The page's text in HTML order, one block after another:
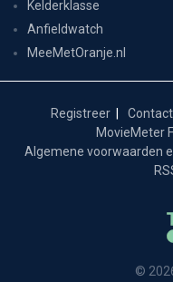
Kelderklasse
Anfieldwatch
MeeMetOranje.nl
Registreer
MovieMeter
Algemene voorwaarden
©